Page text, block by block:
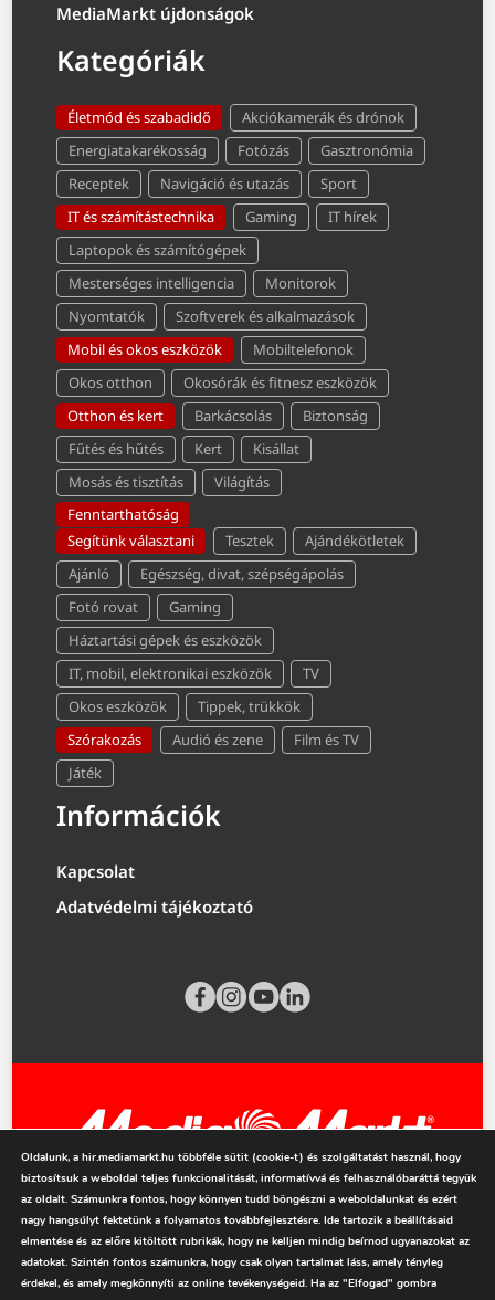
MediaMarkt újdonságok
Kategóriák
Életmód és szabadidő
Akciókamerák és drónok
Energiatakarékosság
Fotózás
Gasztronómia
Receptek
Navigáció és utazás
Sport
IT és számítástechnika
Gaming
IT hírek
Laptopok és számítógépek
Mesterséges intelligencia
Monitorok
Nyomtatók
Szoftverek és alkalmazások
Mobil és okos eszközök
Mobiltelefonok
Okos otthon
Okosórák és fitnesz eszközök
Otthon és kert
Barkácsolás
Biztonság
Fűtés és hűtés
Kert
Kisállat
Mosás és tisztítás
Világítás
Fenntarthatóság
Segítünk választani
Tesztek
Ajándékötletek
Ajánló
Egészség, divat, szépségápolás
Fotó rovat
Gaming
Háztartási gépek és eszközök
IT, mobil, elektronikai eszközök
TV
Okos eszközök
Tippek, trükkök
Szórakozás
Audió és zene
Film és TV
Játék
Információk
Kapcsolat
Adatvédelmi tájékoztató
mediamarkt.hu
Oldalunk, a hir.mediamarkt.hu többféle sütit (cookie-t) és szolgáltatást használ, hogy
biztosítsuk a weboldal teljes funkcionalitását, informatívvá és felhasználóbaráttá tegyük
az oldalt. Számunkra fontos, hogy könnyen tudd böngészni a weboldalunkat és ezért
nagy hangsúlyt fektetünk a folyamatos továbbfejlesztésre. Ide tartozik a beállításaid
elmentése és az előre kitöltött rubrikák, hogy ne kelljen mindig beírnod ugyanazokat az
adatokat. Szintén fontos számunkra, hogy csak olyan tartalmat láss, amely tényleg
érdekel, és amely megkönnyíti az online tevékenységeid. Ha az "Elfogad" gombra